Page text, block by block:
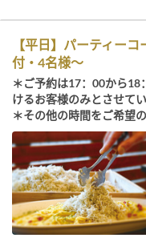
【平日】パーティー
付・4名様〜
＊ご予約は17：00から
けるお客様のみとさせて
＊その他の時間をご希望